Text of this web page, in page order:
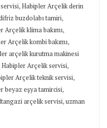
,Habipler Arçelik derin
buzdolabı tamiri,
Arçelik klima bakımı,
Arçelik kombi bakımı,
arçelik kurutma makinesi
Habipler Arçelik servisi,
Arçelik teknik servisi,
beyaz eşya tamircisi,
arçelik servisi,uzman